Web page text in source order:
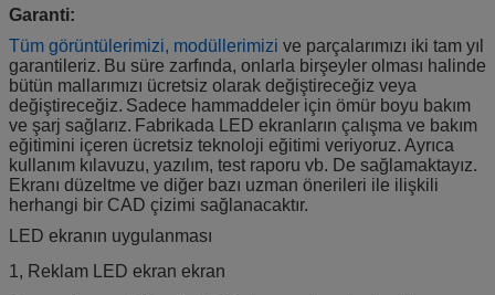
Garanti:
Tüm görüntülerimizi, modüllerimizi ve parçalarımızı iki tam yıl
garantileriz. Bu süre zarfında, onlarla birşeyler olması halinde
bütün mallarımızı ücretsiz olarak değiştireceğiz veya
değiştireceğiz. Sadece hammaddeler için ömür boyu bakım
ve şarj sağlarız. Fabrikada LED ekranların çalışma ve bakım
eğitimini içeren ücretsiz teknoloji eğitimi veriyoruz. Ayrıca
kullanım kılavuzu, yazılım, test raporu vb. De sağlamaktayız.
Ekranı düzeltme ve diğer bazı uzman önerileri ile ilişkili
herhangi bir CAD çizimi sağlanacaktır.
LED ekranın uygulanması
1, Reklam LED ekran ekran